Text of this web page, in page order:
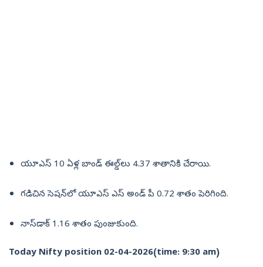
యూఎస్‌ 10 ఏళ్ల బాండ్‌ ఈల్డ్‌లు 4.37 శాతానికి చేరాయి.
గడిచిన సెషన్‌లో యూఎస్‌ ఎస్‌ అండ్‌ పీ 0.72 శాతం పెరిగింది.
నాస్‌డాక్‌ 1.16 శాతం పుంజుకుంది.
Today Nifty position 02-04-2026(time: 9:30 am)